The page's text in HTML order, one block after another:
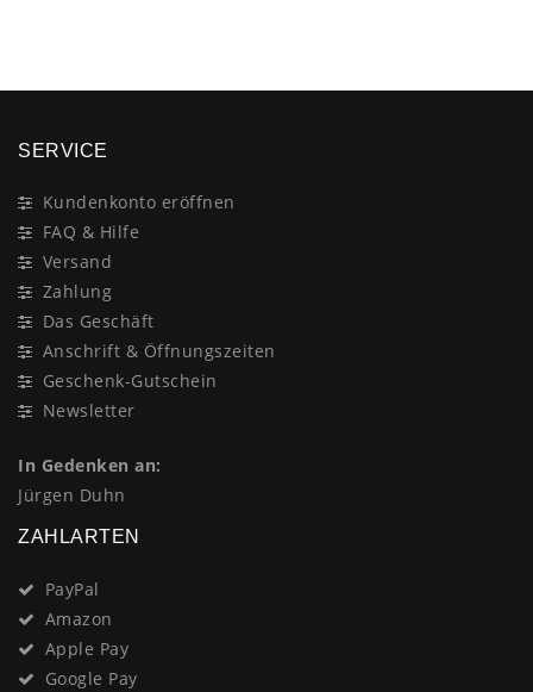
SERVICE
Kundenkonto eröffnen
FAQ & Hilfe
Versand
Zahlung
Das Geschäft
Anschrift & Öffnungszeiten
Geschenk-Gutschein
Newsletter
In Gedenken an:
Jürgen Duhn
ZAHLARTEN
PayPal
Amazon
Apple Pay
Google Pay